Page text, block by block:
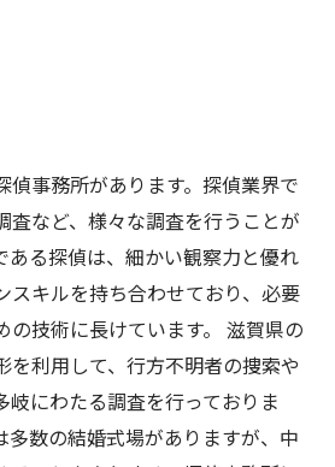
偵事務所があります。探偵業界で
査など、様々な調査を行うことが
ある探偵は、細かい観察力と優れ
スキルを持ち合わせており、必要
の技術に長けています。 滋賀県の
を利用して、行方不明者の捜索や
岐にわたる調査を行っておりま
多数の結婚式場がありますが、中